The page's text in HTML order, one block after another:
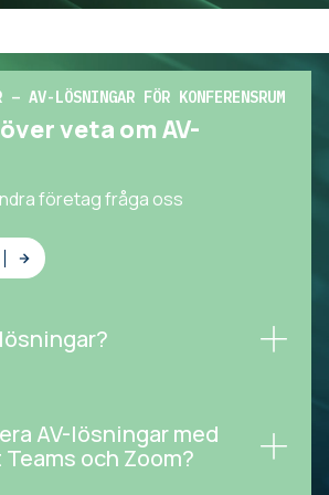
– AV-LÖSNINGAR FÖR KONFERENSRUM
veta om AV-
företag fråga oss
AV-lösningar med
och Zoom?